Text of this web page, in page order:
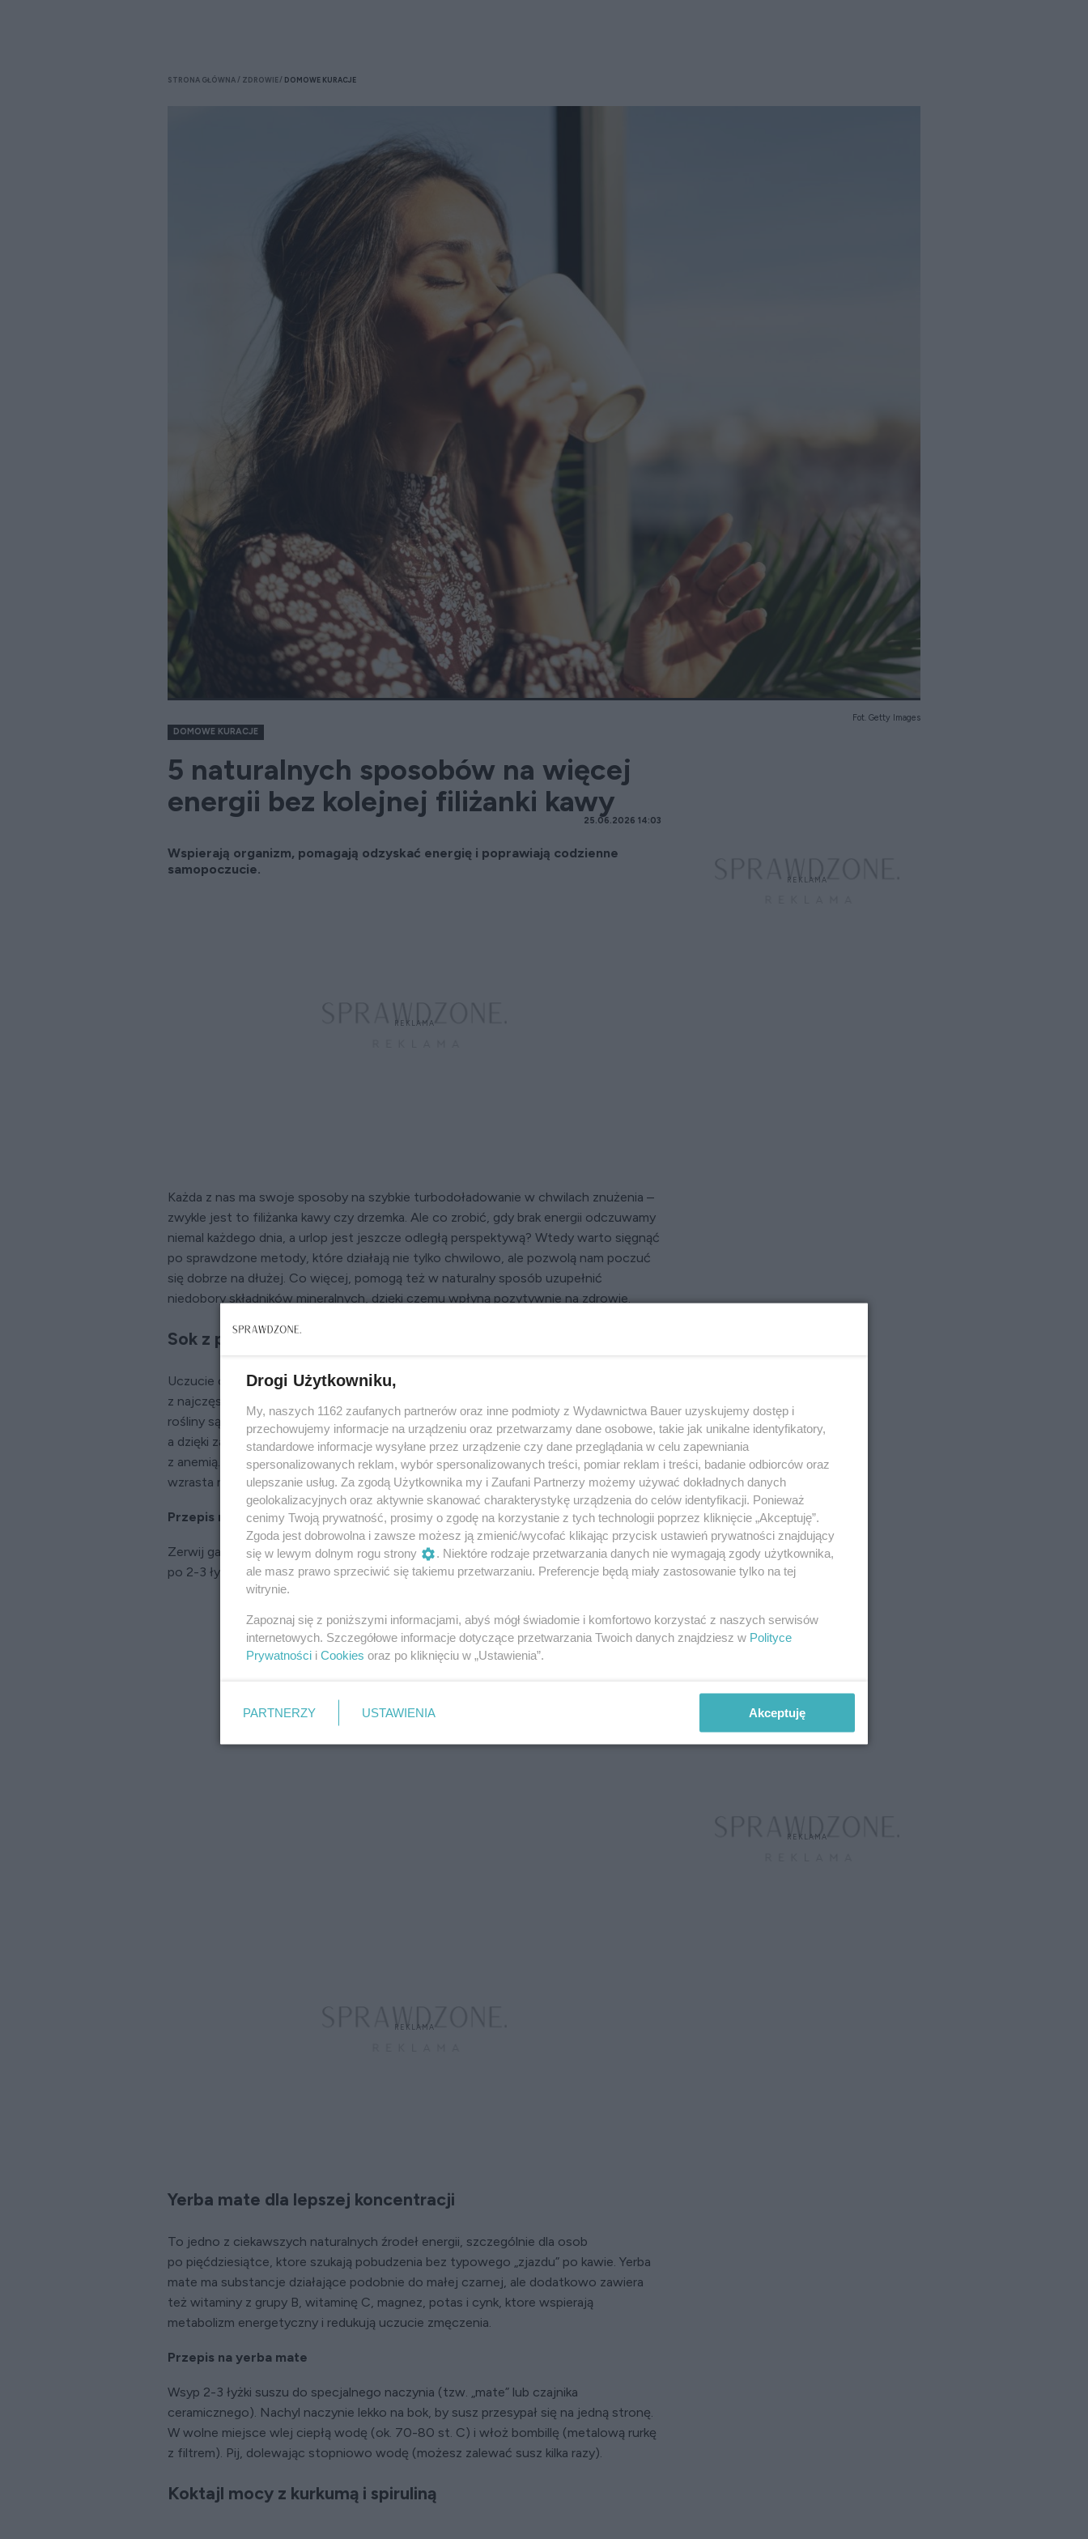
STRONA GŁÓWNA ZDROWIE DOMOWE KURACJE
Fot. Getty Images
DOMOWE KURACJE
5 naturalnych sposobów na więcej
energii bez kolejnej filiżanki kawy
25.06.2026 14:03
Wspierają organizm, pomagają odzyskać energię i poprawiają codzienne
samopoczucie.
Każda z nas ma swoje sposoby na szybkie turbodoładowanie w chwilach znużenia –
zwykle jest to filiżanka kawy czy drzemka. Ale co zrobić, gdy brak energii odczuwamy
niemal każdego dnia, a urlop jest jeszcze odległą perspektywą? Wtedy warto sięgnąć
po sprawdzone metody, które działają nie tylko chwilowo, ale pozwolą nam poczuć
się dobrze na dłużej. Co więcej, pomogą też w naturalny sposób uzupełnić
niedobory składników mineralnych, dzięki czemu wpłyną pozytywnie na zdrowie.
Sok z pokrzyw dotlenia organizm
Uczucie ciągłego zmęczenia często ma bardzo konkretne przyczyny – u kobiet jedną
z najczęstszych jest niedobor żelaza. Sok wyciśnięty z ziela pokrzywy (w maju, gdy
rośliny są młode, jest to szczegolne cenne lekarstwo) oczyszcza wątrobę i nerki,
a dzięki zawartości kwasu foliowego i żelaza poprawia wyniki morfologii krwi u osob
z anemią. A to z kolei wpływa na lepsze dotlenienie wszystkich tkanek – dzięki temu
wzrasta nasz poziom energii.
Przepis na sok z pokrzywy
Zerwij garść świeżych liści pokrzyw i wyciśnij z nich sok (np. w sokowirowce). Pij
po 2-3 łyżki, codziennie przez 2 tygodnie.
Yerba mate dla lepszej koncentracji
To jedno z ciekawszych naturalnych źrodeł energii, szczególnie dla osob
po pięćdziesiątce, ktore szukają pobudzenia bez typowego „zjazdu” po kawie. Yerba
mate ma substancje działające podobnie do małej czarnej, ale dodatkowo zawiera
też witaminy z grupy B, witaminę C, magnez, potas i cynk, ktore wspierają
metabolizm energetyczny i redukują uczucie zmęczenia.
Przepis na yerba mate
Wsyp 2-3 łyżki suszu do specjalnego naczynia (tzw. „mate” lub czajnika
ceramicznego). Nachyl naczynie lekko na bok, by susz przesypał się na jedną stronę.
W wolne miejsce wlej ciepłą wodę (ok. 70-80 st. C) i włoż bombillę (metalową rurkę
z filtrem). Pij, dolewając stopniowo wodę (możesz zalewać susz kilka razy).
Koktajl mocy z kurkumą i spiruliną
Drogi Użytkowniku,
My, naszych 1162 zaufanych partnerów oraz inne podmioty z Wydawnictwa Bauer uzyskujemy dostęp i
przechowujemy informacje na urządzeniu oraz przetwarzamy dane osobowe, takie jak unikalne identyfikatory,
standardowe informacje wysyłane przez urządzenie czy dane przeglądania w celu zapewniania
spersonalizowanych reklam, wybór spersonalizowanych treści, pomiar reklam i treści, badanie odbiorców oraz
ulepszanie usług. Za zgodą Użytkownika my i Zaufani Partnerzy możemy używać dokładnych danych
geolokalizacyjnych oraz aktywnie skanować charakterystykę urządzenia do celów identyfikacji. Ponieważ
cenimy Twoją prywatność, prosimy o zgodę na korzystanie z tych technologii poprzez kliknięcie „Akceptuję”.
Zgoda jest dobrowolna i zawsze możesz ją zmienić/wycofać klikając przycisk ustawień prywatności znajdujący
się w lewym dolnym rogu strony
. Niektóre rodzaje przetwarzania danych nie wymagają zgody użytkownika,
ale masz prawo sprzeciwić się takiemu przetwarzaniu. Preferencje będą miały zastosowanie tylko na tej
witrynie.
Zapoznaj się z poniższymi informacjami, abyś mógł świadomie i komfortowo korzystać z naszych serwisów
internetowych. Szczegółowe informacje dotyczące przetwarzania Twoich danych znajdziesz w Polityce
Prywatności i Cookies oraz po kliknięciu w „Ustawienia”.
PARTNERZY USTAWIENIA Akceptuję